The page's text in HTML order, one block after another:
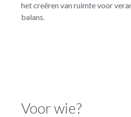
het creëren van ruimte voor
balans.
Voor wie?